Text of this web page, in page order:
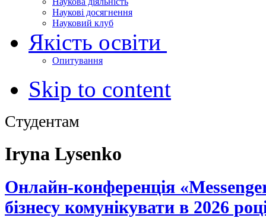
Наукові досягнення
Науковий клуб
Якість освіти
Опитування
Skip to content
Студентам
Iryna Lysenko
Онлайн-конференція
бізнесу комунікувати в 2026